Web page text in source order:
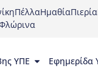
ΠέλλαΗμαθίαΠιερία
ΥΠΕ Εφημερίδα